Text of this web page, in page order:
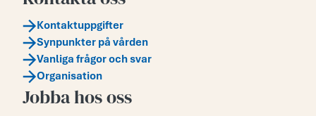
Kontaktuppgifter
Synpunkter på vården
Vanliga frågor och svar
Organisation
Jobba hos oss